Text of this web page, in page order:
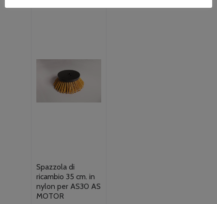
Spazzola di
ricambio 35 cm. in
nylon per AS30 AS
MOTOR